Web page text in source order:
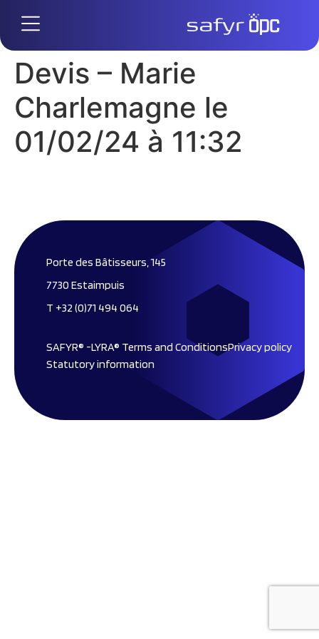
Devis – Marie
Charlemagne le
01/02/24 à 11:32
Porte des Bâtisseurs, 145
7730 Estaimpuis
T +32 (0)71 494 064
SAFYR® -LYRA® Terms and ConditionsPrivacy policy
Statutory information